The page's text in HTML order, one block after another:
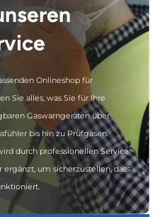
Onlineshop für
Sie alles, was Sie für Ihre
Gaswarngeräten über
bis hin zu Prüfgasen.
durch professionellen Service
ergänzt, um sicherzustellen, dass